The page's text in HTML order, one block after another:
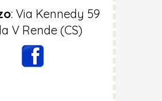
: Via Kennedy 59
V Rende (CS)